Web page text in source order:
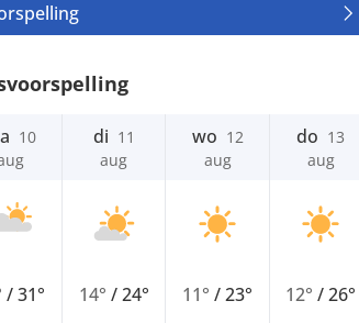
10
/31°
di 11
aug
14° /24°
wo 12
aug
11°/23°
do 13
aug
12°/26°